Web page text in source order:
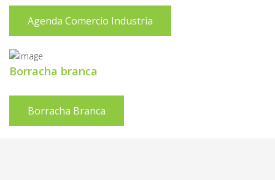
Agenda Comercio Industria
Borracha branca
Borracha Branca